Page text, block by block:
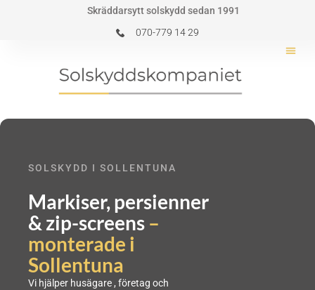
Skräddarsytt solskydd sedan 1991
070-779 14 29
SOLSKYDD I SOLLENTUNA
Markiser, persienner
& zip-screens –
monterade i
Sollentuna
Vi hjälper husägare , företag och